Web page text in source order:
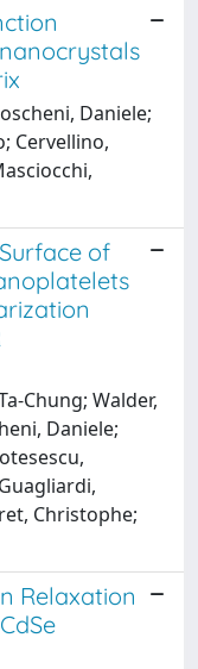
Daniele;
Cervellino,
of
Chung; Walder,
Daniele;
Christophe;
Relaxation